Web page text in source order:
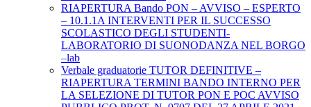
RIAPERTURA Bando PON – AVVISO – ESPERTO
– 10.1.1A INTERVENTI PER IL SUCCESSO
SCOLASTICO DEGLI STUDENTI-
LABORATORIO DI SUONODANZA NEL BORGO
–lab
Verbale graduatorie TUTOR DEFINITIVE –
RIAPERTURA TERMINI BANDO INTERNO PER
LA SELEZIONE DI TUTOR PON E POC AVVISO